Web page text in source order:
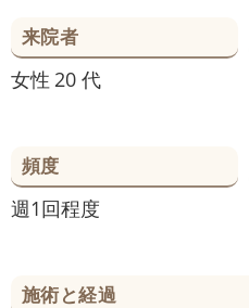
来院者
女性 20 代
頻度
週1回程度
施術と経過